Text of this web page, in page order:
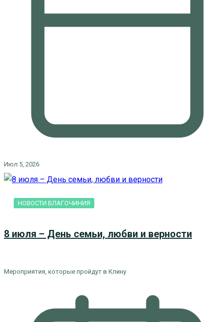
Июл 5, 2026
НОВОСТИ БЛАГОЧИНИЯ
8 июля – День семьи, любви и верности
Мероприятия, которые пройдут в Клину